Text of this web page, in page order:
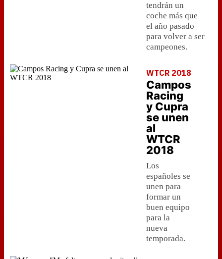
tendrán un
coche más que
el año pasado
para volver a ser
campeones.
WTCR 2018
Campos
Racing
y Cupra
se unen
al
WTCR
2018
Los
españoles se
unen para
formar un
buen equipo
para la
nueva
temporada.